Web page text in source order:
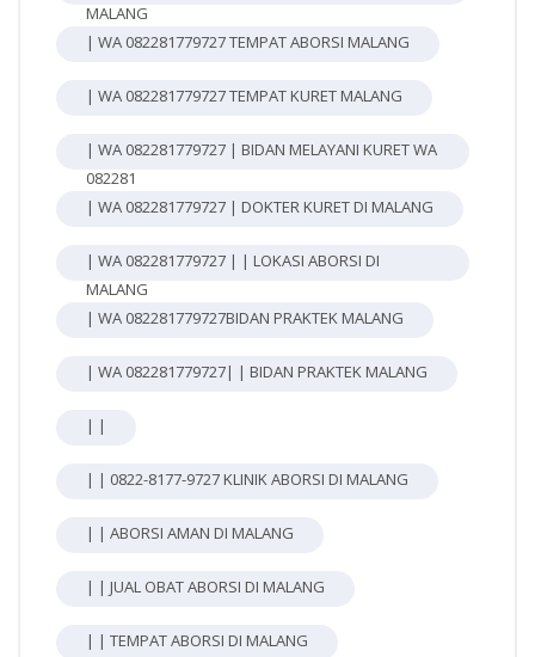
MALANG
| WA 082281779727 TEMPAT ABORSI MALANG
| WA 082281779727 TEMPAT KURET MALANG
| WA 082281779727 | BIDAN MELAYANI KURET WA
082281
| WA 082281779727 | DOKTER KURET DI MALANG
| WA 082281779727 | | LOKASI ABORSI DI
MALANG
| WA 082281779727BIDAN PRAKTEK MALANG
| WA 082281779727| | BIDAN PRAKTEK MALANG
| |
| | 0822-8177-9727 KLINIK ABORSI DI MALANG
| | ABORSI AMAN DI MALANG
| | JUAL OBAT ABORSI DI MALANG
| | TEMPAT ABORSI DI MALANG